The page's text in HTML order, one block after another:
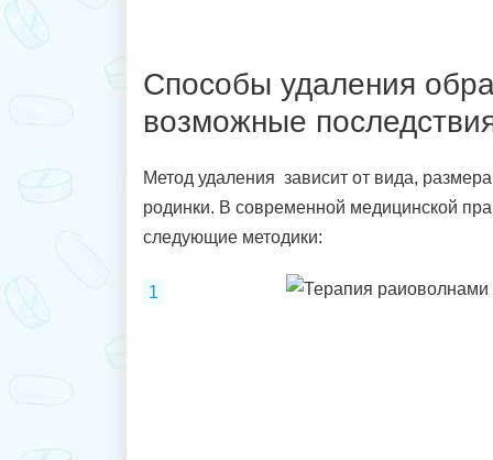
Способы удаления
возможные
Метод удаления зависит от вида,
родинки. В современной медицинской
следующие методики: